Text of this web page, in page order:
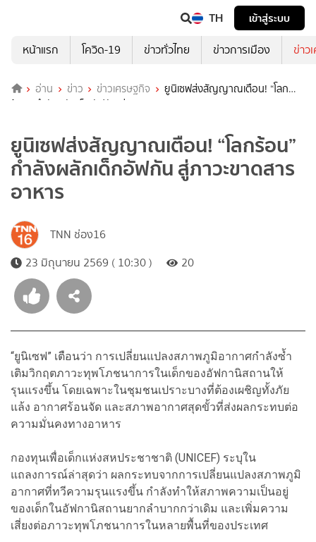
TH
เข้าสู่ระบบ
หน้าแรก
โควิด-19 ข่าวทั่วไทย ข่าวการเมือง ข่าว
อ่าน ข่าว ข่าวเศรษฐกิจ
ยูนิเซฟส่งสัญญาณเตือน! “โลก
ร้อน” กำลังผลักเด็กอัฟกัน สู่ภาวะขาดสารอาหาร
ยูนิเซฟส่งสัญญาณเตือน! “โลกร้อน”
กำลังผลักเด็กอัฟกัน สู่ภาวะขาดสาร
อาหาร
TNN ช่อง16
23 มิถุนายน 2569 ( 10:30 )
20
“ยูนิเซฟ” เตือนว่า การเปลี่ยนแปลงสภาพภูมิอากาศกำลังซ้ำ
เติมวิกฤตภาวะทุพโภชนาการในเด็กของอัฟกานิสถานให้
รุนแรงขึ้น โดยเฉพาะในชุมชนเปราะบางที่ต้องเผชิญทั้งภัย
แล้ง อากาศร้อนจัด และสภาพอากาศสุดขั้วที่ส่งผลกระทบต่อ
ความมั่นคงทางอาหาร
กองทุนเพื่อเด็กแห่งสหประชาชาติ (UNICEF) ระบุใน
แถลงการณ์ล่าสุดว่า ผลกระทบจากการเปลี่ยนแปลงสภาพภูมิ
อากาศที่ทวีความรุนแรงขึ้น กำลังทำให้สภาพความเป็นอยู่
ของเด็กในอัฟกานิสถานยากลำบากกว่าเดิม และเพิ่มความ
เสี่ยงต่อภาวะทุพโภชนาการในหลายพื้นที่ของประเทศ